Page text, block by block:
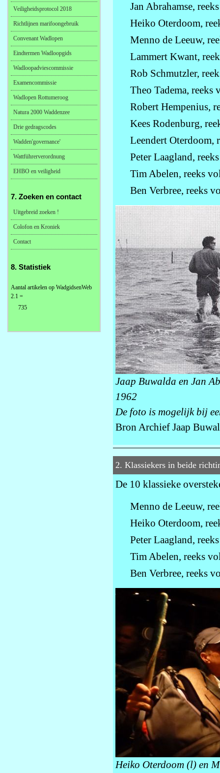
Jan Abrahamse,
Heiko Oterdoom,
Menno de Leeuw,
Lammert Kwant,
Rob Schmutzler,
Theo Tadema,
Robert Hempenius,
Kees Rodenburg,
Leendert Oterdoom,
Peter Laagland,
Tim Abelen, reeks
Ben Verbree, reeks
Jaap Buwalda en Jan
1962
De foto is mogelijk bij
Bron Archief Jaap
2. Klassiekers in beide
De 10 klassieke
Menno de Leeuw,
Heiko Oterdoom,
Peter Laagland,
Tim Abelen, reeks
Ben Verbree, reeks
Heiko Oterdoom (l) en
Veiligheidsprotocol 2018
Richtlijnen marifoongebruik
Convenant Wadlopen
Eindtermen Wadloopgids
Wadloopadviescommissie
Examencommissie
Wadlopen Rottumeroog
Natura 2000 Waddenzee
Drie gedragscodes
Wadden'governance'
Wattführerverordnung
EHBO en veiligheid
7. Zoeken en contact
Uitgebreid zoeken !
Colofon en Kroniek
Contact
8. Statistiek
Aantal artikelen op WadgidsenWeb
2.1 =
735